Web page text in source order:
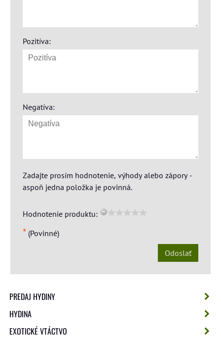
Pozitíva:
Negatíva:
Zadajte prosím hodnotenie, výhody alebo zápory -
aspoň jedna položka je povinná.
Hodnotenie produktu:
* (Povinné)
Odoslať
PREDAJ HYDINY
HYDINA
EXOTICKÉ VTÁCTVO